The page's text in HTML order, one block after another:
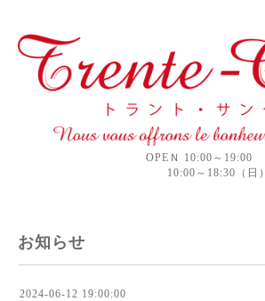
OPEＮ 10:00～19:00
10:00～18:30（日）
お知らせ
2024-06-12 19:00:00